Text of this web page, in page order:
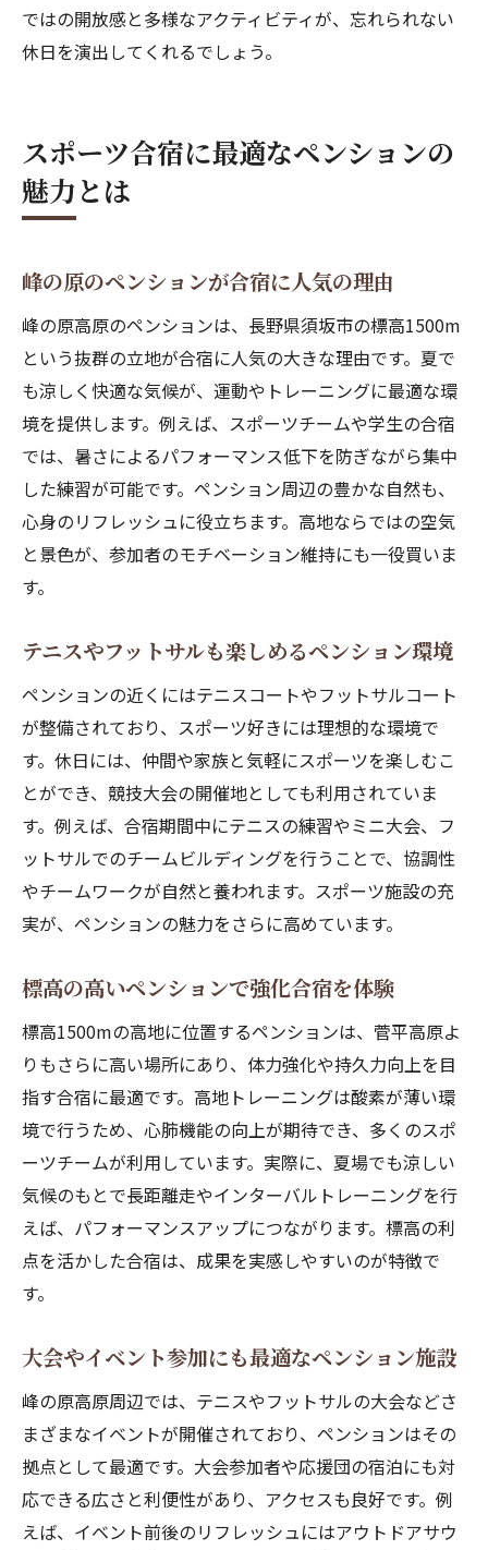
ではの開放感と多様なアクティビティが、忘れられない
休日を演出してくれるでしょう。
スポーツ合宿に最適なペンションの
魅力とは
峰の原のペンションが合宿に人気の理由
峰の原高原のペンションは、長野県須坂市の標高1500m
という抜群の立地が合宿に人気の大きな理由です。夏で
も涼しく快適な気候が、運動やトレーニングに最適な環
境を提供します。例えば、スポーツチームや学生の合宿
では、暑さによるパフォーマンス低下を防ぎながら集中
した練習が可能です。ペンション周辺の豊かな自然も、
心身のリフレッシュに役立ちます。高地ならではの空気
と景色が、参加者のモチベーション維持にも一役買いま
す。
テニスやフットサルも楽しめるペンション環境
ペンションの近くにはテニスコートやフットサルコート
が整備されており、スポーツ好きには理想的な環境で
す。休日には、仲間や家族と気軽にスポーツを楽しむこ
とができ、競技大会の開催地としても利用されていま
す。例えば、合宿期間中にテニスの練習やミニ大会、フ
ットサルでのチームビルディングを行うことで、協調性
やチームワークが自然と養われます。スポーツ施設の充
実が、ペンションの魅力をさらに高めています。
標高の高いペンションで強化合宿を体験
標高1500mの高地に位置するペンションは、菅平高原よ
りもさらに高い場所にあり、体力強化や持久力向上を目
指す合宿に最適です。高地トレーニングは酸素が薄い環
境で行うため、心肺機能の向上が期待でき、多くのスポ
ーツチームが利用しています。実際に、夏場でも涼しい
気候のもとで長距離走やインターバルトレーニングを行
えば、パフォーマンスアップにつながります。標高の利
点を活かした合宿は、成果を実感しやすいのが特徴で
す。
大会やイベント参加にも最適なペンション施設
峰の原高原周辺では、テニスやフットサルの大会などさ
まざまなイベントが開催されており、ペンションはその
拠点として最適です。大会参加者や応援団の宿泊にも対
応できる広さと利便性があり、アクセスも良好です。例
えば、イベント前後のリフレッシュにはアウトドアサウ